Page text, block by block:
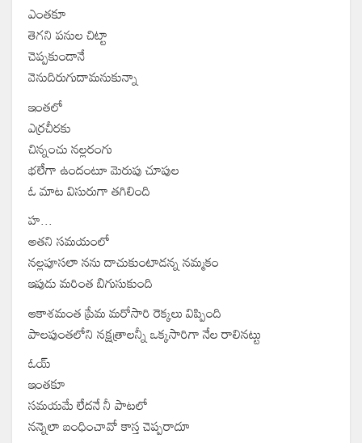
ఎంతకూ
తెగని పనుల చిట్టా
చెప్పకుండానే
వెనుదిరుగుదామనుకున్నా
ఇంతలో
ఎర్రచీరకు
చిన్నంచు నల్లరంగు
భలేగా ఉందంటూ మెరుపు చూపుల
ఓ మాట విసురుగా తగిలింది
హ...
అతని సమయంలో
నల్లపూసలా నను దాచుకుంటాడన్న నమ్మకం
ఇపుడు మరింత బిగుసుకుంది
ఆకాశమంత ప్రేమ మరోసారి రెక్కలు విప్పింది
పాలపుంతలోని నక్షత్రాలన్నీ ఒక్కసారిగా నేల రాలినట్టు
ఓయ్
ఇంతకూ
సమయమే లేదనే నీ పాటలో
నన్నెలా బంధించావో కాస్త చెప్పరాదూ